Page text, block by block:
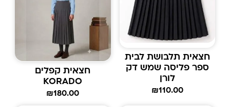
חצאית תלבושת לבית
ספר פליסה שמש דק
לורן
₪110.00
חצאית קפלים
KORADO
₪180.00